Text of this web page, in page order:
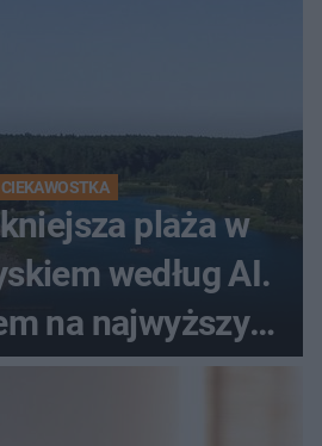
CIEKAWOSTKA
plaża w
według AI.
na najwyższy